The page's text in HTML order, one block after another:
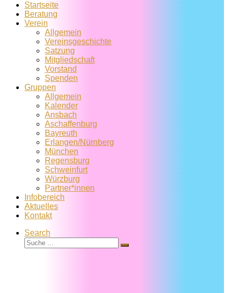
Startseite
Beratung
Verein
Allgemein
Vereins­geschichte
Satzung
Mitglied­schaft
Vorstand
Spenden
Gruppen
Allgemein
Kalender
Ansbach
Aschaffenburg
Bayreuth
Erlangen/Nürnberg
München
Regensburg
Schweinfurt
Würzburg
Partner*innen
Infobereich
Aktuelles
Kontakt
Search
Suche
Suche